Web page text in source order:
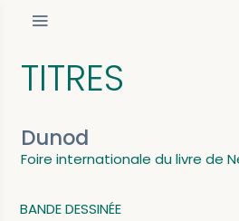
TITRES
Dunod
Foire internationale du livre de
BANDE DESSINÉE